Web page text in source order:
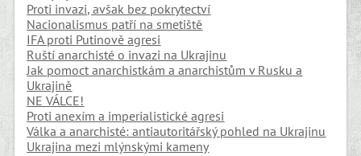
Proti invazi, avšak bez pokrytectví
Nacionalismus patří na smetiště
IFA proti Putinově agresi
Ruští anarchisté o invazi na Ukrajinu
Jak pomoct anarchistkám a anarchistům v Rusku a
Ukrajině
NE VÁLCE!
Proti anexím a imperialistické agresi
Válka a anarchisté: antiautoritářský pohled na Ukrajinu
Ukrajina mezi mlýnskými kameny